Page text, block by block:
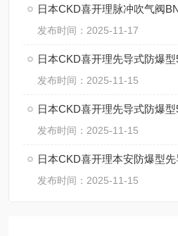
日本CKD喜开理脉冲吹气阀
发布时间：2025-11-17
发布时间：2025-11-15
日本CKD喜开理先导式防爆
发布时间：2025-11-15
发布时间：2025-11-15